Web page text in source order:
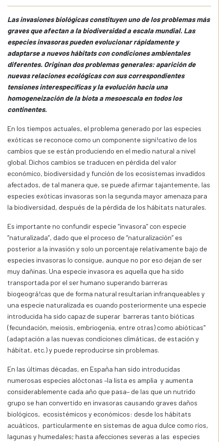
Las invasiones biológicas constituyen uno de los problemas más
graves que afectan a la biodiversidad a escala mundial. Las
especies invasoras pueden evolucionar rápidamente y
adaptarse a nuevos hábitats con condiciones ambientales
diferentes. Originan dos problemas generales: aparición de
nuevas relaciones ecológicas con sus correspondientes
tensiones interespecíficas y la evolución hacia una
homogeneización de la biota a mesoescala en todos los
continentes.
En los tiempos actuales, el problema generado por las especies
exóticas se reconoce como un componente signi!cativo de los
cambios que se están produciendo en el medio natural a nivel
global. Dichos cambios se traducen en pérdida del valor
económico, biodiversidad y función de los ecosistemas invadidos
afectados, de tal manera que, se puede afirmar tajantemente, las
especies exóticas invasoras son la segunda mayor amenaza para
la biodiversidad, después de la pérdida de los hábitats naturales.
Es importante no confundir especie “invasora” con especie
“naturalizada”, dado que el proceso de “naturalización” es
posterior a la invasión y solo un porcentaje relativamente bajo de
especies invasoras lo consigue, aunque no por eso dejan de ser
muy dañinas. Una especie invasora es aquella que ha sido
transportada por el ser humano superando barreras
biogeográ!cas que de forma natural resultarían infranqueables y
una especie naturalizada es cuando posteriormente una especie
introducida ha sido capaz de superar barreras tanto bióticas
(fecundación, meiosis, embriogenia, entre otras) como abióticas"
(adaptación a las nuevas condiciones climáticas, de estación y
hábitat, etc.) y puede reproducirse sin problemas.
En las últimas décadas, en España han sido introducidas
numerosas especies alóctonas –la lista es amplia y aumenta
considerablemente cada año que pasa– de las que un nutrido
grupo se han convertido en invasoras causando graves daños
biológicos, ecosistémicos y económicos: desde los hábitats
acuáticos, particularmente en sistemas de agua dulce como ríos,
lagunas y humedales; hasta afecciones severas a las especies